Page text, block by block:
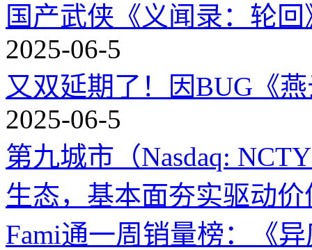
国产武侠《义闻录：轮
2025-06-5
又双延期了！因BUG《
2025-06-5
第九城市（Nasdaq:
生态，基本面夯实驱动价
Fami通一周销量榜：《